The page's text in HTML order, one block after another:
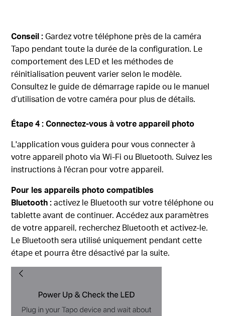
Conseil :Gardez votre téléphone près de la caméra
Tapo pendant toute la durée de la configuration. Le
comportement des LED et les méthodes de
réinitialisation peuvent varier selon le modèle.
Consultez le guide de démarrage rapide ou le manuel
d’utilisation de votre caméra pour plus de détails.
Étape 4 : Connectez-vous à votre appareil photo
L'application vous guidera pour vous connecter à
votre appareil photo via Wi-Fi ou Bluetooth. Suivez les
instructions à l'écran pour votre appareil.
Pour les appareils photo compatibles
Bluetooth :activez le Bluetooth sur votre téléphone ou
tablette avant de continuer. Accédez aux paramètres
de votre appareil, recherchez Bluetooth et activez-le.
Le Bluetooth sera utilisé uniquement pendant cette
étape et pourra être désactivé par la suite.